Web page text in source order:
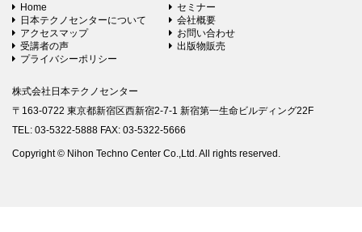
Home
セミナー
日本テクノセンターについて
会社概要
アクセスマップ
お問い合わせ
受講者の声
出版物販売
プライバシーポリシー
株式会社日本テクノセンター
〒163-0722 東京都新宿区西新宿2-7-1 新宿第一生命ビルディング22F
TEL: 03-5322-5888 FAX: 03-5322-5666
Copyright © Nihon Techno Center Co.,Ltd. All rights reserved.